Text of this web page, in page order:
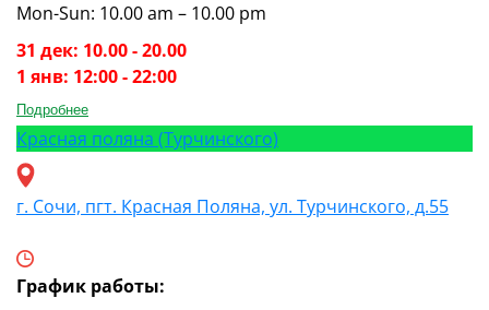
Mon-Sun: 10.00 am – 10.00 pm
31 дек: 10.00 - 20.00
1 янв: 12:00 - 22:00
Подробнее
Красная поляна (Турчинского)
г. Сочи, пгт. Красная Поляна, ул. Турчинского, д.55
График работы: